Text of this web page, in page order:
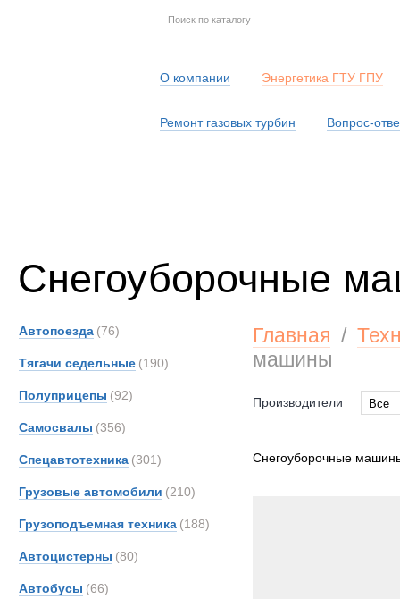
О компании Энергетика ГТУ ГПУ
Ремонт газовых турбин Вопрос-
Снегоуборочные
Автопоезда (76)
Тягачи седельные (190)
Полуприцепы (92)
Самосвалы (356)
Спецавтотехника (301)
Грузовые автомобили (210)
Грузоподъемная техника (188)
Автоцистерны (80)
Автобусы (66)
Главная /
машины
Производители
Все
Снегоуборочные